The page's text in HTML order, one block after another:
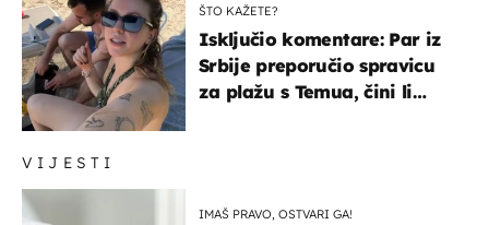
VIJESTI
IMAŠ PRAVO, OSTVARI GA!
ŠTO KAŽETE?
Isključio komentare: Par iz
Srbije preporučio spravicu
za plažu s Temua, čini li